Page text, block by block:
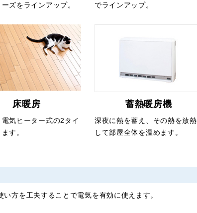
ズをラインアップ。
でラインアップ。
床暖房
気ヒーター式の2タイ
す。
蓄熱暖房機
深夜に熱を蓄え、その熱を放熱
して部屋全体を温めます。
方を工夫することで電気を有効に使えます。